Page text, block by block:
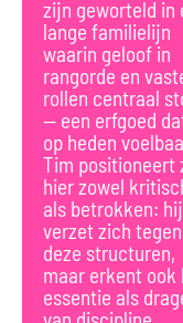
zijn geworteld in
lange familielijn
waarin geloof in
rangorde en
rollen centraal
— een erfgoed
op heden
Tim positioneert
hier zowel
als betrokken: hij
verzet zich tegen
deze structuren,
maar erkent ook
essentie als